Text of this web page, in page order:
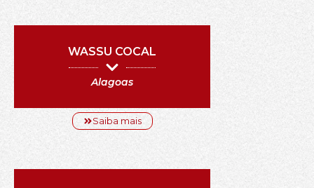
WASSU COCAL
Alagoas
Saiba mais